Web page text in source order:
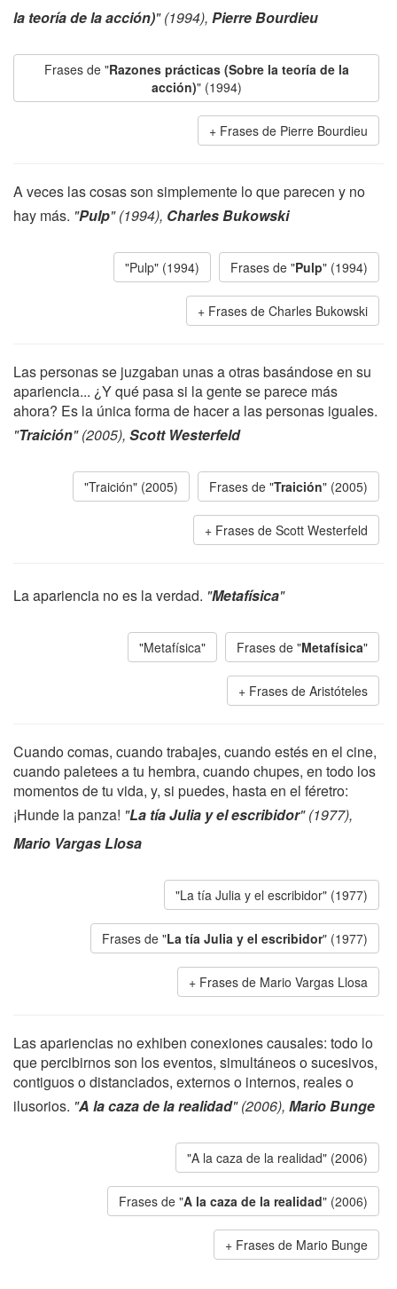
la teoría de la acción)" (1994), Pierre Bourdieu
Frases de "Razones prácticas (Sobre la teoría de la
acción)" (1994)
Frases de Pierre Bourdieu
A veces las cosas son simplemente lo que parecen y no
hay más. "Pulp" (1994), Charles Bukowski
"Pulp" (1994) Frases de "Pulp" (1994)
Frases de Charles Bukowski
Las personas se juzgaban unas a otras basándose en su
apariencia... ¿Y qué pasa si la gente se parece más
ahora? Es la única forma de hacer a las personas iguales.
"Traición" (2005), Scott Westerfeld
"Traición" (2005) Frases de "Traición" (2005)
Frases de Scott Westerfeld
La apariencia no es la verdad. "Metafísica"
"Metafísica" Frases de "Metafísica"
Frases de Aristóteles
Cuando comas, cuando trabajes, cuando estés en el cine,
cuando paletees a tu hembra, cuando chupes, en todo los
momentos de tu vida, y, si puedes, hasta en el féretro:
¡Hunde la panza! "La tía Julia y el escribidor" (1977),
Mario Vargas Llosa
"La tía Julia y el escribidor" (1977)
Frases de "La tía Julia y el escribidor" (1977)
Frases de Mario Vargas Llosa
Las apariencias no exhiben conexiones causales: todo lo
que percibirnos son los eventos, simultáneos o sucesivos,
contiguos o distanciados, externos o internos, reales o
ilusorios. "A la caza de la realidad" (2006), Mario Bunge
"A la caza de la realidad" (2006)
Frases de "A la caza de la realidad" (2006)
Frases de Mario Bunge